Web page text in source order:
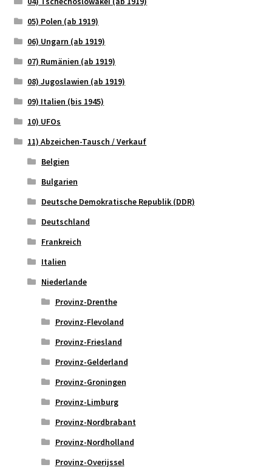
05) Polen (ab 1919)
06) Ungarn (ab 1919)
07) Rumänien (ab 1919)
08) Jugoslawien (ab 1919)
09) Italien (bis 1945)
10) UFOs
11) Abzeichen-Tausch / Verkauf
Belgien
Bulgarien
Deutsche Demokratische Republik (DDR)
Deutschland
Frankreich
Italien
Niederlande
Provinz-Drenthe
Provinz-Flevoland
Provinz-Friesland
Provinz-Gelderland
Provinz-Groningen
Provinz-Limburg
Provinz-Nordbrabant
Provinz-Nordholland
Provinz-Overijssel